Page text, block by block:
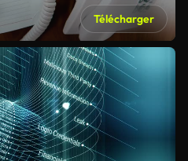
Télécharger